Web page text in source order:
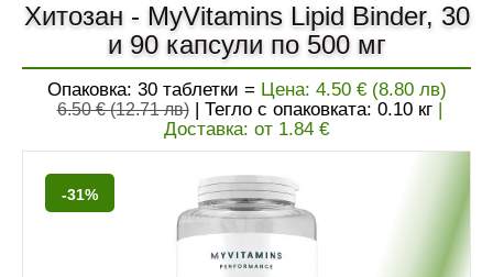
Хитозан - MyVitamins Lipid Binder, 30
и 90 капсули по 500 мг
Опаковка: 30 таблетки = Цена: 4.50 € (8.80 лв)
6.50 € (12.71 лв) | Тегло с опаковката: 0.10кг |
Доставка: от 1.84 €
-31%